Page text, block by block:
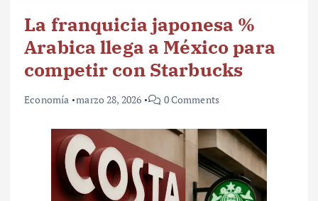
La franquicia japonesa %
Arabica llega a México para
competir con Starbucks
Economía marzo 28, 2026 0 Comments